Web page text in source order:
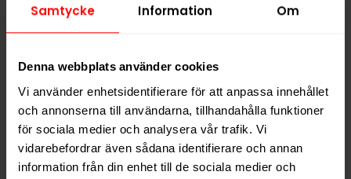
Samtycke Information Om
Denna webbplats använder cookies
Vi använder enhetsidentifierare för att anpassa innehållet
och annonserna till användarna, tillhandahålla funktioner
för sociala medier och analysera vår trafik. Vi
vidarebefordrar även sådana identifierare och annan
information från din enhet till de sociala medier och
och styrkenivåer. Sortimentet består av produkter i
slim-format som kombinerar både klassiska smaker
Hitta alla produkter från77
Alla produkter med smaken Bär,Kryddor